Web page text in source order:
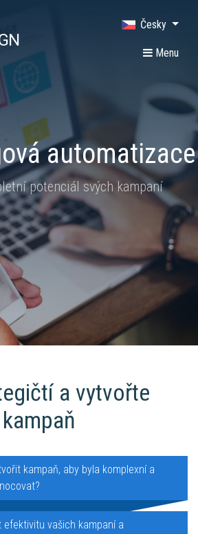
Menu
Česky
automatizace
potenciál svých kampaní
a vytvořte
kampaň, aby byla komplexní a
efektivitu vašich kampaní a